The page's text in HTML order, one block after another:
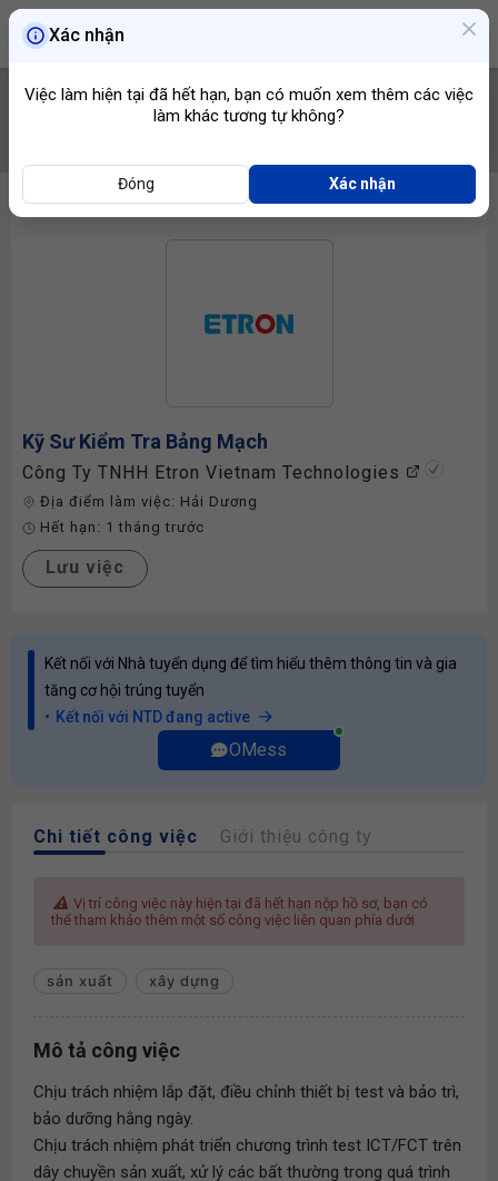
Kỹ Sư Kiểm Tra Bảng Mạch
Công Ty TNHH Etron Vietnam Technologies
Địa điểm làm việc: Hải Dương
Hết hạn: 1 tháng trước
Lưu việc
Kết nối với Nhà tuyển dụng để tìm hiểu thêm thông tin và gia
tăng cơ hội trúng tuyển
Kết nối với NTD đang active
OMess
Chi tiết công việc Giới thiệu công ty
Vị trí công việc này hiện tại đã hết hạn nộp hồ sơ, bạn có
thể tham khảo thêm một số công việc liên quan phía dưới
sản xuất xây dựng
Mô tả công việc
Chịu trách nhiệm lắp đặt, điều chỉnh thiết bị test và bảo trì,
bảo dưỡng hằng ngày.
Chịu trách nhiệm phát triển chương trình test ICT/FCT trên
dây chuyền sản xuất, xử lý các bất thường trong quá trình
Xác nhận
Việc làm hiện tại đã hết hạn, bạn có muốn xem thêm các việc
làm khác tương tự không?
Đóng Xác nhận